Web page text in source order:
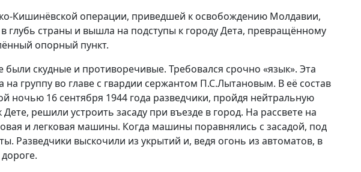
Кишинёвской операции, приведшей к освобождению Молдавии,
глубь страны и вышла на подступы к городу Дета, превращённому
опорный пункт.
были скудные и противоречивые. Требовался срочно «язык». Эта
на группу во главе с гвардии сержантом П.С.Лытановым. В её состав
ночью 16 сентября 1944 года разведчики, пройдя нейтральную
решили устроить засаду при въезде в город. На рассвете на
и легковая машины. Когда машины поравнялись с засадой, под
Разведчики выскочили из укрытий и, ведя огонь из автоматов, в